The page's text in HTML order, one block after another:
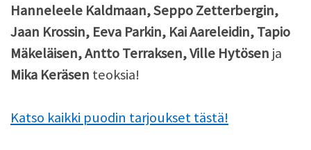
Hanneleele Kaldmaan, Seppo Zetterbergin,
Jaan Krossin, Eeva Parkin, Kai Aareleidin, Tapio
Mäkeläisen, Antto Terraksen, Ville Hytösen ja
Mika Keräsen teoksia!
Katso kaikki puodin tarjoukset tästä!